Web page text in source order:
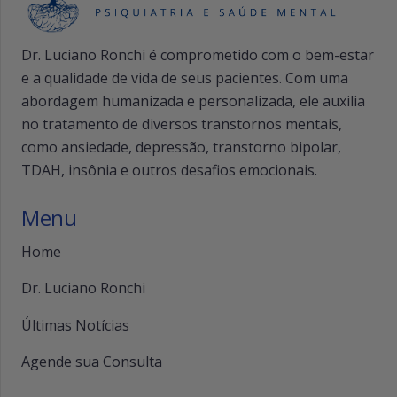
Dr. Luciano Ronchi é comprometido com o bem-estar
e a qualidade de vida de seus pacientes. Com uma
abordagem humanizada e personalizada, ele auxilia
no tratamento de diversos transtornos mentais,
como ansiedade, depressão, transtorno bipolar,
TDAH, insônia e outros desafios emocionais.
Menu
Home
Dr. Luciano Ronchi
Últimas Notícias
Agende sua Consulta